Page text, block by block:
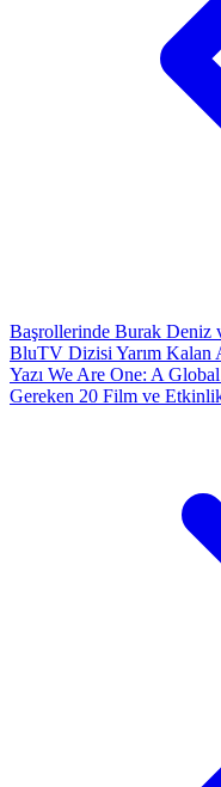
Başrollerinde Burak Deniz
BluTV Dizisi Yarım Kalan
Yazı We Are One: A Global
Gereken 20 Film ve